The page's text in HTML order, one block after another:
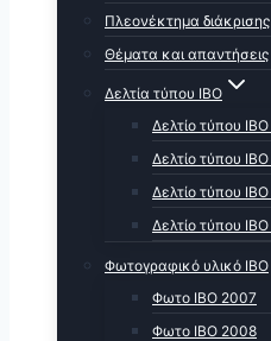
Πλεονέκτημα διάκρισης
Θέματα και απαντήσεις
Δελτία τύπου ΙΒΟ
Δελτίο τύπου
Δελτίο τύπου
Δελτίο τύπου
Δελτίο τύπου
Φωτογραφικό υλικό ΙΒΟ
Φωτο ΙΒΟ 2007
Φωτο IBO 2008